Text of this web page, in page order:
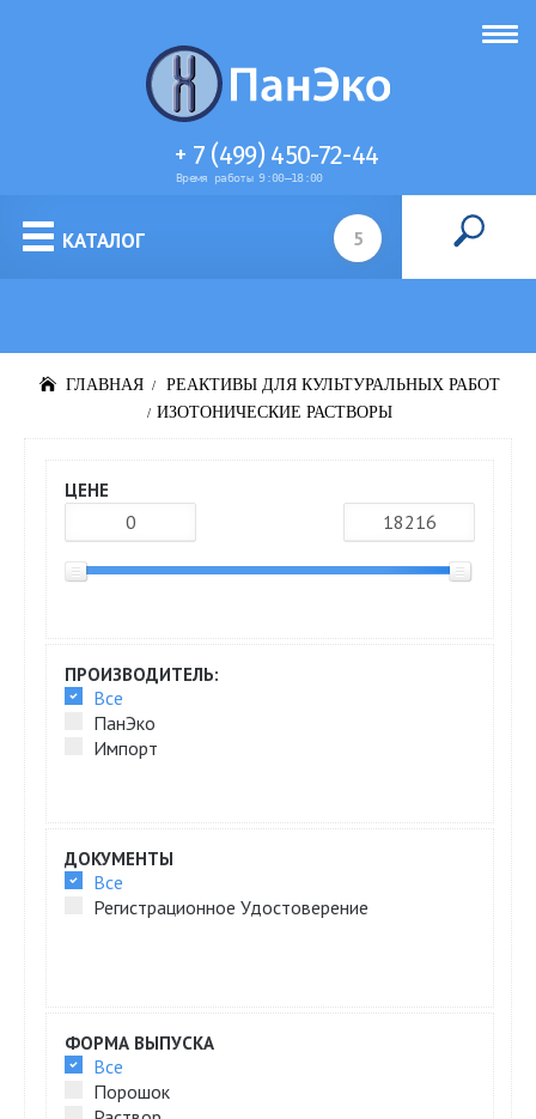
+ 7 (499) 450-72-44
Время работы 9:00–18:00
КАТАЛОГ
ГЛАВНАЯ
РЕАКТИВЫ ДЛЯ КУЛЬТУРАЛЬНЫХ РАБОТ
ИЗОТОНИЧЕСКИЕ РАСТВОРЫ
ЦЕНЕ
ПРОИЗВОДИТЕЛЬ:
Все
ПанЭко
Импорт
ДОКУМЕНТЫ
Все
Регистрационное Удостоверение
ФОРМА ВЫПУСКА
Все
Порошок